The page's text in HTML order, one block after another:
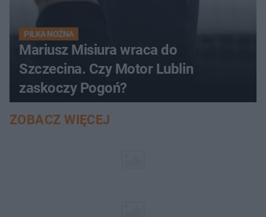
PIŁKA NOŻNA
Mariusz Misiura wraca do
Szczecina. Czy Motor Lublin
zaskoczy Pogoń?
ZOBACZ WIĘCEJ